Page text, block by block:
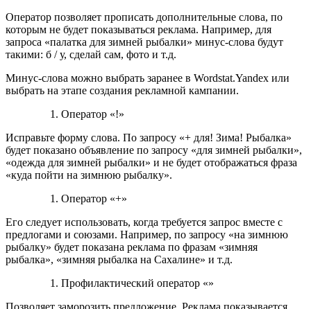
Оператор позволяет прописать дополнительные слова, по
которым не будет показываться реклама. Например, для
запроса «палатка для зимней рыбалки» минус-слова будут
такими: б / у, сделай сам, фото и т.д.
Минус-слова можно выбрать заранее в Wordstat.Yandex или
выбрать на этапе создания рекламной кампании.
Оператор «!»
Исправьте форму слова. По запросу «+ для! Зима! Рыбалка»
будет показано объявление по запросу «для зимней рыбалки»,
«одежда для зимней рыбалки» и не будет отображаться фраза
«куда пойти на зимнюю рыбалку».
Оператор «+»
Его следует использовать, когда требуется запрос вместе с
предлогами и союзами. Например, по запросу «на зимнюю
рыбалку» будет показана реклама по фразам «зимняя
рыбалка», «зимняя рыбалка на Сахалине» и т.д.
Профилактический оператор «»
Позволяет заморозить предложение. Реклама показывается